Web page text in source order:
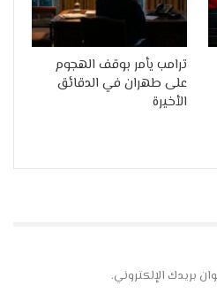
ترامب يأمر بوقف الهجوم
على طهران في الدقائق
الأخيرة
بريدك الإلكتروني.